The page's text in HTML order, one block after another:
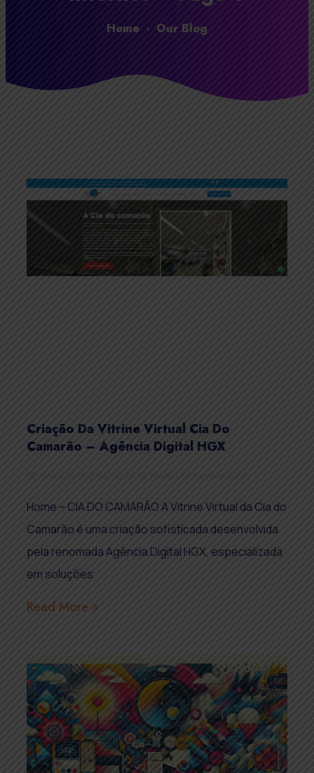
Home - Our Blog
Criação Da Vitrine Virtual Cia Do
Camarão – Agência Digital HGX
Home – CIA DO CAMARÃO A Vitrine Virtual da Cia do
Camarão é uma criação sofisticada desenvolvida
pela renomada Agência Digital HGX, especializada
em soluções
Read More »